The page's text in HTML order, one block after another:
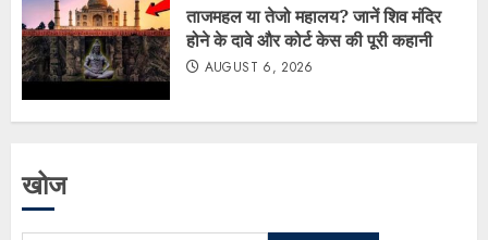
ताजमहल या तेजो महालय? जानें शिव मंदिर
होने के दावे और कोर्ट केस की पूरी कहानी
AUGUST 6, 2026
खोज